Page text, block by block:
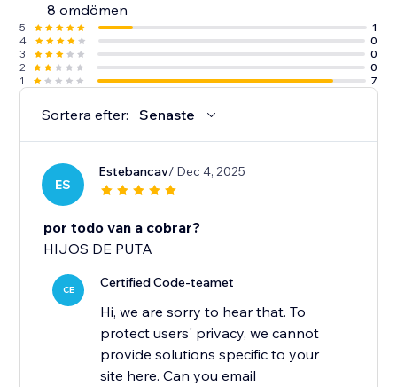
8 omdömen
5
1
4
0
3
0
2
0
1
7
Sortera efter: Senaste
ES
Estebancav/ Dec 4, 2025
por todo van a cobrar?
HIJOS DE PUTA
CE Certified Code-teamet
Hi, we are sorry to hear that. To
protect users' privacy, we cannot
provide solutions specific to your
site here. Can you email